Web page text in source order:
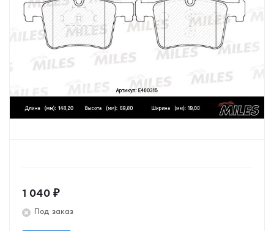
1 040 ₽
Под заказ